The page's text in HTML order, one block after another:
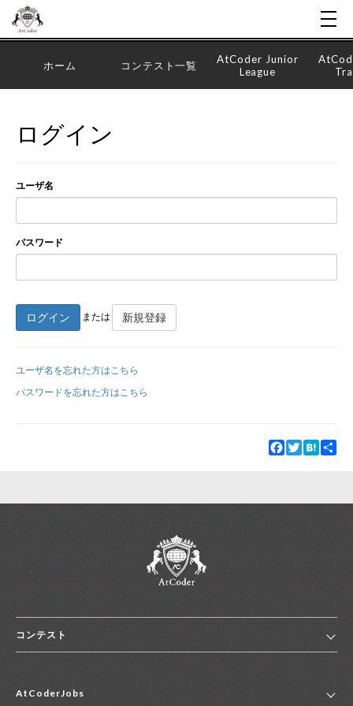
新規登録
ホーム コンテスト一覧
AtCoder Junior
League
ログイン
ユーザ名
パスワード
ログイン または 新規登録
ユーザ名を忘れた方はこちら
パスワードを忘れた方はこちら
Facebook
TwitterHatena
コンテスト
コンテスト一覧
AtCoderJobs